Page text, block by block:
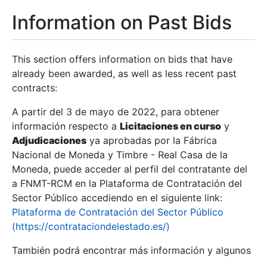
Show/Hide
Show/Hide
Information on Past Bids
This section offers information on bids that have
already been awarded, as well as less recent past
contracts:
A partir del 3 de mayo de 2022, para obtener
información respecto a Licitaciones en curso y
Adjudicaciones ya aprobadas por la Fábrica
Nacional de Moneda y Timbre - Real Casa de la
Moneda, puede acceder al perfil del contratante del
a FNMT-RCM en la Plataforma de Contratación del
Sector Público accediendo en el siguiente link:
Plataforma de Contratación del Sector Público
(https://contrataciondelestado.es/)
También podrá encontrar más información y algunos